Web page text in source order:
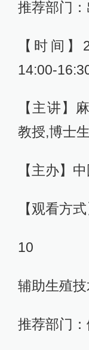
推荐部门
【时间
14:00-
【主讲】
教授,博士生
【主办】
【观看方
10
辅助生殖
推荐部门